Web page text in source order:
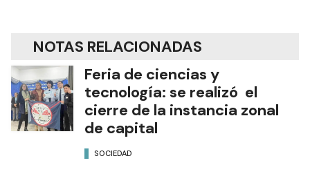
NOTAS RELACIONADAS
Feria de ciencias y
tecnología: se realizó el
cierre de la instancia zonal
de capital
SOCIEDAD